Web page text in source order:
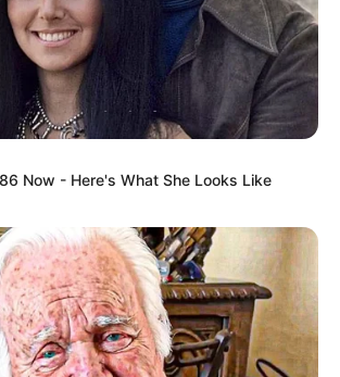
Now - Here's What She Looks Like